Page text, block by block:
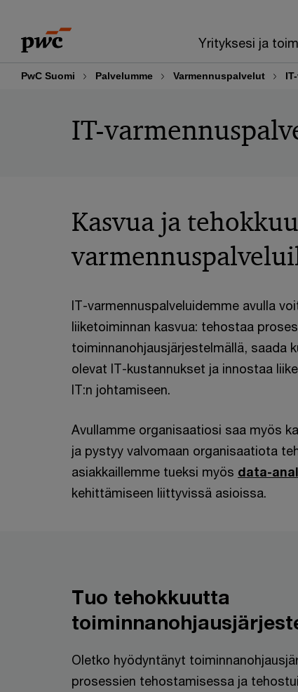
content
footer
Yrityksesi ja
PwC Suomi Palvelumme Varmennuspalvelut
IT-
Kasvua ja
IT-varmennuspalveluidemme avulla
liiketoiminnan kasvua: tehostaa
toiminnanohjausjärjestelmällä, saada
olevat IT-kustannukset ja innostaa
IT:n johtamiseen.
Avullamme organisaatiosi saa myös
ja pystyy valvomaan organisaatiota
asiakkaillemme tueksi myös data-
kehittämiseen liittyvissä asioissa.
Tuo tehokkuutta
Oletko hyödyntänyt
prosessien tehostamisessa ja